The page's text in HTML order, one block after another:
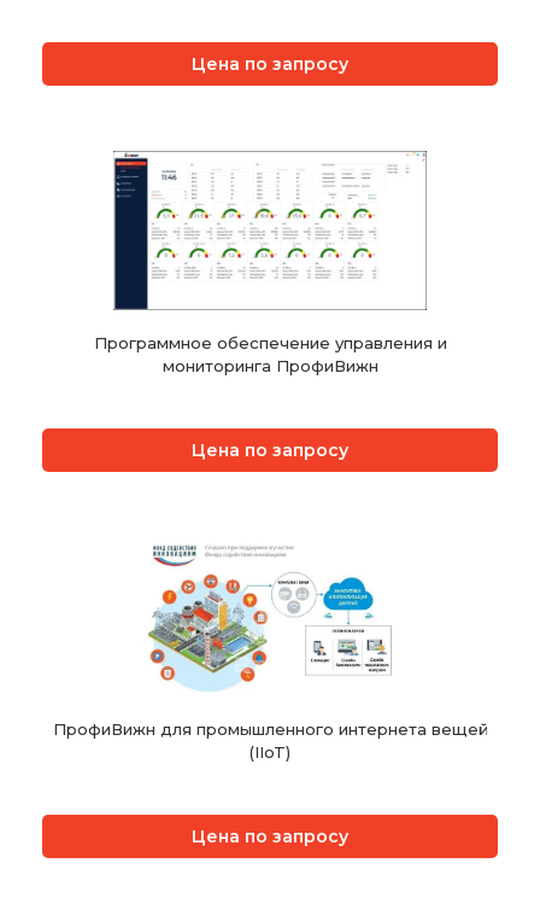
Цена по запросу
Программное обеспечение управления и
мониторинга ПрофиВижн
Цена по запросу
ПрофиВижн для промышленного интернета вещей
(IIoT)
Цена по запросу